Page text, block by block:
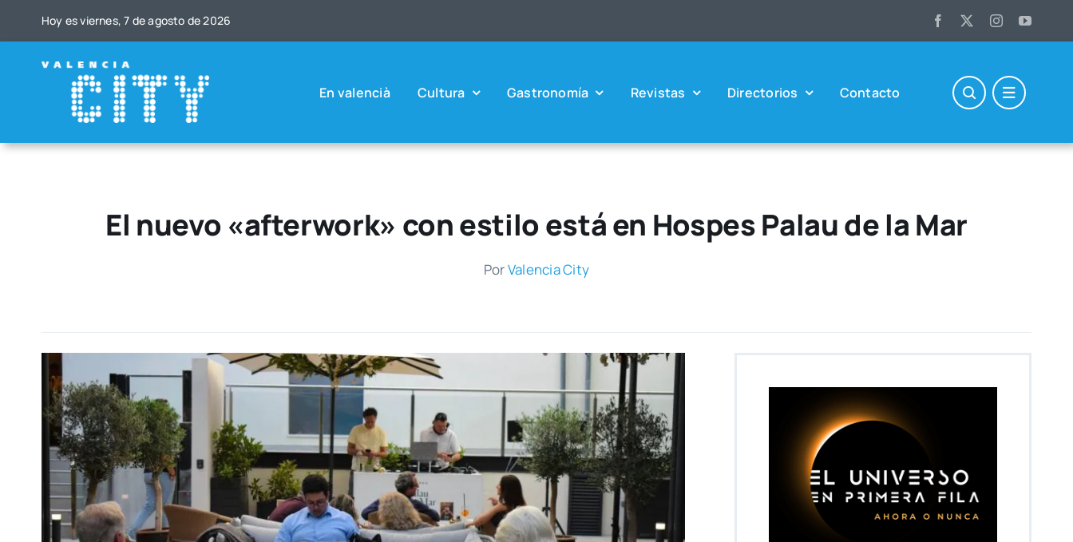
Hoy es vier­nes, 7 de agos­to de 2026
En valen­cià Cul­tu­ra Gas­tro­no­mía Revis­tas Direc­to­rios Con­tac­to
El nuevo «afterwork» con estilo está en Hospes Palau de la Mar
PorValen­cia City